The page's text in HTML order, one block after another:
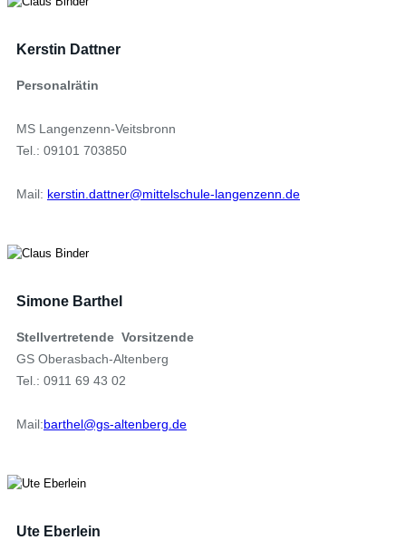
Kerstin Dattner
Personalrätin
MS Langenzenn-Veitsbronn
Tel.: 09101 703850
Mail: kerstin.dattner@mittelschule-langenzenn.de
Simone Barthel
Stellvertretende Vorsitzende
GS Oberasbach-Altenberg
Tel.: 0911 69 43 02
Mail:barthel@gs-altenberg.de
Ute Eberlein